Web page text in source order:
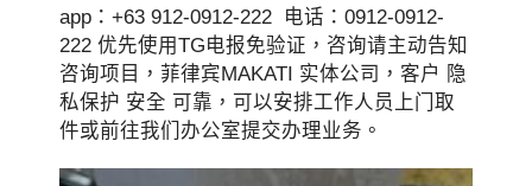
app：+63 912-0912-222 电话：0912-0912-
222 优先使用TG电报免验证，咨询请主动告知
咨询项目，菲律宾MAKATI 实体公司，客户 隐
私保护 安全 可靠，可以安排工作人员上门取
件或前往我们办公室提交办理业务。